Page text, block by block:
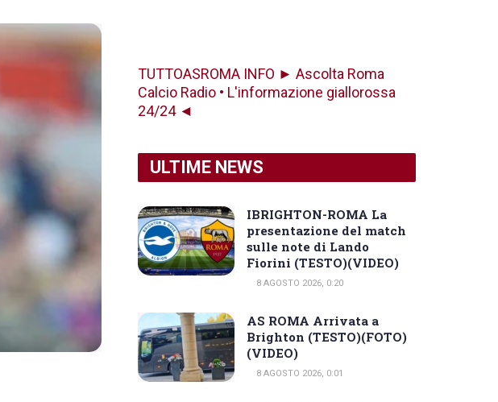
TUTTOASROMA INFO ► Ascolta Roma
Calcio Radio • L'informazione giallorossa
24/24 ◄
ULTIME NEWS
IBRIGHTON-ROMA La
presentazione del match
sulle note di Lando
Fiorini (TESTO)(VIDEO)
8 AGOSTO 2026, 0:20
AS ROMA Arrivata a
Brighton (TESTO)(FOTO)
(VIDEO)
8 AGOSTO 2026, 0:01